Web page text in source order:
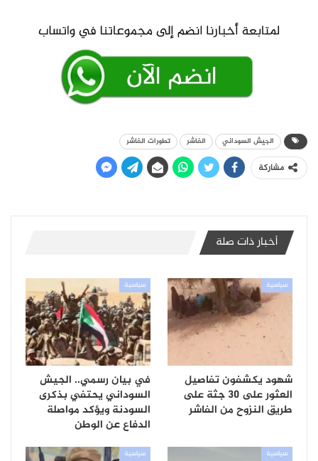
الجيش السوداني الفاشر تطورات الفاشر
مشاركة
أخبار ذات صلة
سياسية
شهود يكشفون تفاصيل
العثور على 30 جثة على
طريق النزوح من الفاشر
سياسية
في بيان رسمي.. الجيش
السوداني يحتفي بذكرى
السودنة ويؤكد مواصلة
الدفاع عن الوطن
سياسية سياسية